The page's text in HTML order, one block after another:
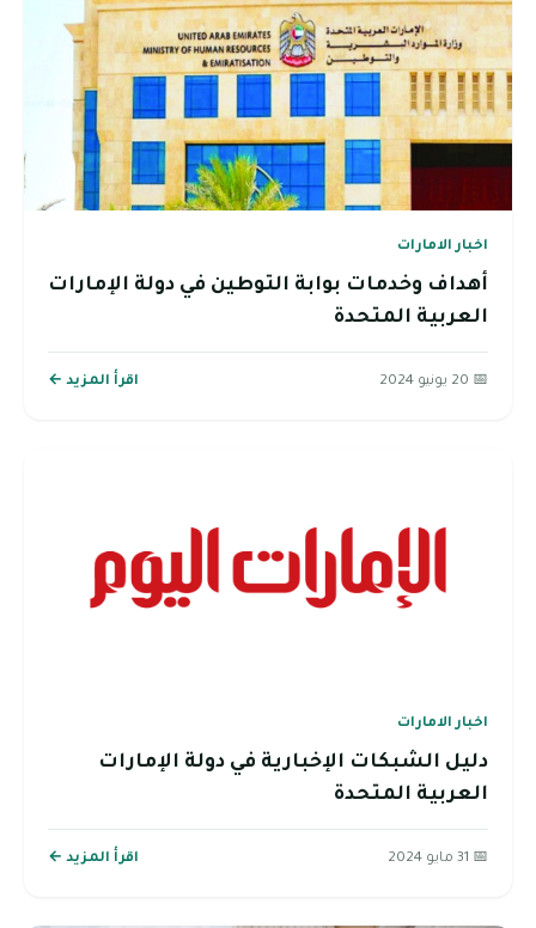
اخبار الامارات
أهداف وخدمات بوابة التوطين في دولة الإمارات
العربية المتحدة
📅 20 يونيو 2024 اقرأ المزيد ←
اخبار الامارات
دليل الشبكات الإخبارية في دولة الإمارات
العربية المتحدة
📅 31 مايو 2024 اقرأ المزيد ←